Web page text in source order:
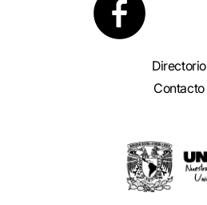
Directorio
Contacto